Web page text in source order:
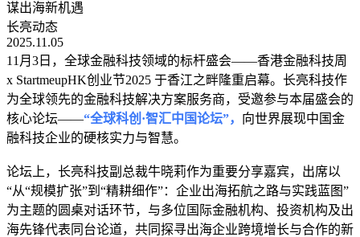
谋出海新机遇
长亮动态
2025.11.05
11月3日，全球金融科技领域的标杆盛会——香港金融科技周
x StartmeupHK创业节2025 于香江之畔隆重启幕。长亮科技作
为全球领先的金融科技解决方案服务商，受邀参与本届盛会的
核心论坛——“全球科创·智汇中国论坛”， 向世界展现中国金
融科技企业的硬核实力与智慧。
论坛上，长亮科技副总裁牛晓莉作为重要分享嘉宾，出席以
“从“规模扩张”到“精耕细作”：企业出海拓航之路与实践蓝图”
为主题的圆桌对话环节，与多位国际金融机构、投资机构及出
海先锋代表同台论道，共同探寻出海企业跨境增长与合作的新